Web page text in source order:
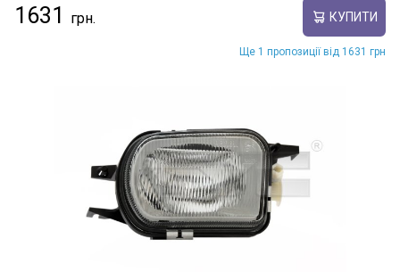
1631 КУПИТИ
Ще 1 пропозиції від 1631 грн